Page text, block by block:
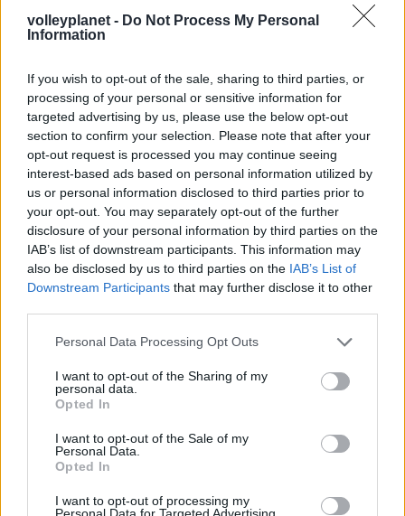
volleyplanet - Do Not Process My Personal
Information
If you wish to opt-out of the sale, sharing to third parties, or
processing of your personal or sensitive information for
targeted advertising by us, please use the below opt-out
section to confirm your selection. Please note that after your
opt-out request is processed you may continue seeing
interest-based ads based on personal information utilized by
us or personal information disclosed to third parties prior to
your opt-out. You may separately opt-out of the further
disclosure of your personal information by third parties on the
IAB’s list of downstream participants. This information may
also be disclosed by us to third parties on the IAB’s List of
Downstream Participants that may further disclose it to other
Please note that this website/app uses one or more Google
not limited to your visit or usage behaviour. You may click to
grant or deny consent to Google and its third-party tags to
use your data for below specified purposes in below Google
consent section.
Personal Data Processing Opt Outs
I want to opt-out of the Sharing of my
personal data.
Opted In
I want to opt-out of the Sale of my
Personal Data.
Opted In
I want to opt-out of processing my
Personal Data for Targeted Advertising.
Η Αναγέννησης Σάμου επικράτησε επί της ουραγού
Τελχινίδας με 3-1 στο νησιωτικό ντέρμπι το οποίο έγινε
σεζόν στο πλαίσιο της 8
αγωνιστικής του Α2 υποομίλου
της Α2 γυναικών.
23/10/2016
Στο παιχνίδι που έκλεισε την αυλαία της 3ης αγωνιστικής
του Α2 υποομίλου γυναικών, ο Πανιώνιος της Μαρίας
Καλαρά,επικράτησε με 3-0 της νεοφώτιστης Τελχινίδας στη
Ρόδο και με τρεις νίκες έμεινε πρώτος στη βαθμολογία .